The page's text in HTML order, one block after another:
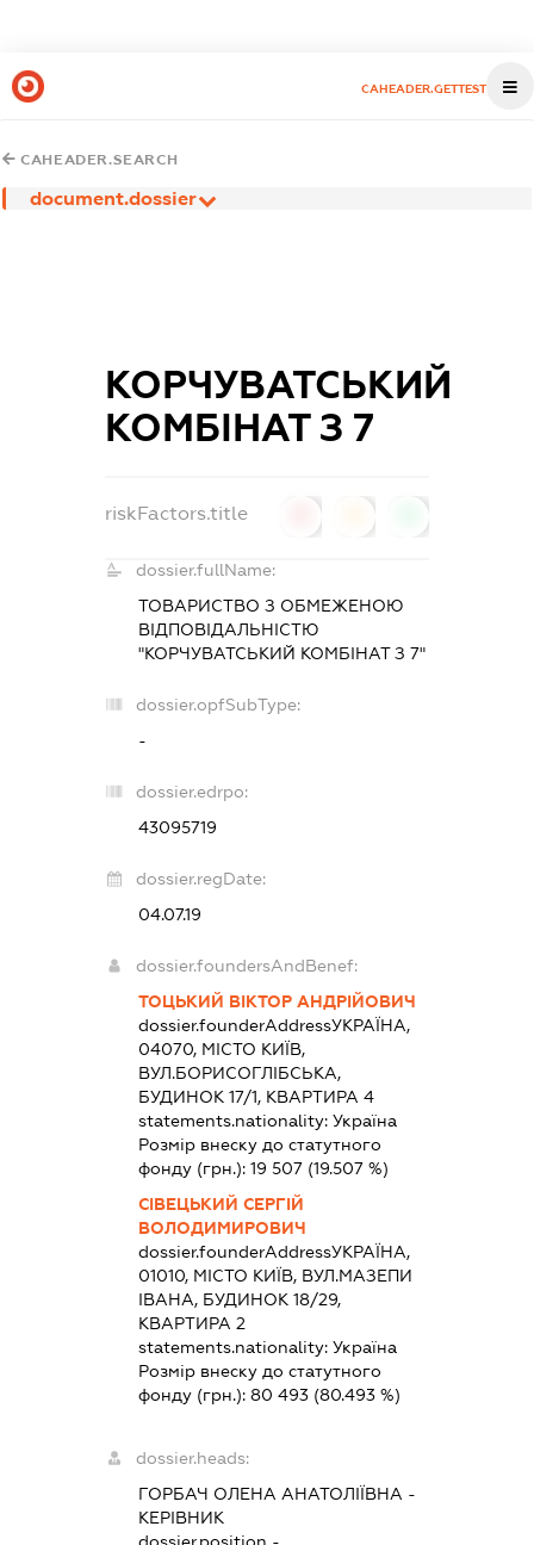
CAHEADER.GETTEST
CAHEADER.SEARCH
document.dossier
КОРЧУВАТСЬКИЙ
КОМБІНАТ З 7
riskFactors.title
dossier.fullName:
ТОВАРИСТВО З ОБМЕЖЕНОЮ
ВІДПОВІДАЛЬНІСТЮ
"КОРЧУВАТСЬКИЙ КОМБІНАТ З 7"
dossier.opfSubType:
-
dossier.edrpo:
43095719
dossier.regDate:
04.07.19
dossier.foundersAndBenef:
ТОЦЬКИЙ ВІКТОР АНДРІЙОВИЧ
dossier.founderAddressУКРАЇНА,
04070, МІСТО КИЇВ,
ВУЛ.БОРИСОГЛІБСЬКА,
БУДИНОК 17/1, КВАРТИРА 4
statements.nationality: Україна
Розмір внеску до статутного
фонду (грн.): 19 507(19.507 %)
СІВЕЦЬКИЙ СЕРГІЙ
ВОЛОДИМИРОВИЧ
dossier.founderAddressУКРАЇНА,
01010, МІСТО КИЇВ, ВУЛ.МАЗЕПИ
ІВАНА, БУДИНОК 18/29,
КВАРТИРА 2
statements.nationality: Україна
Розмір внеску до статутного
фонду (грн.): 80 493(80.493 %)
dossier.heads:
ГОРБАЧ ОЛЕНА АНАТОЛІЇВНА -
КЕРІВНИК